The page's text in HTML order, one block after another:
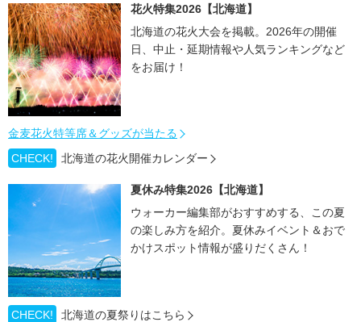
花火特集2026【北海道】
北海道の花火大会を掲載。2026年の開催
日、中止・延期情報や人気ランキングなど
をお届け！
金麦花火特等席＆グッズが当たる
CHECK!
北海道の花火開催カレンダー
夏休み特集2026【北海道】
ウォーカー編集部がおすすめする、この夏
の楽しみ方を紹介。夏休みイベント＆おで
かけスポット情報が盛りだくさん！
CHECK! 北海道の夏祭りはこちら